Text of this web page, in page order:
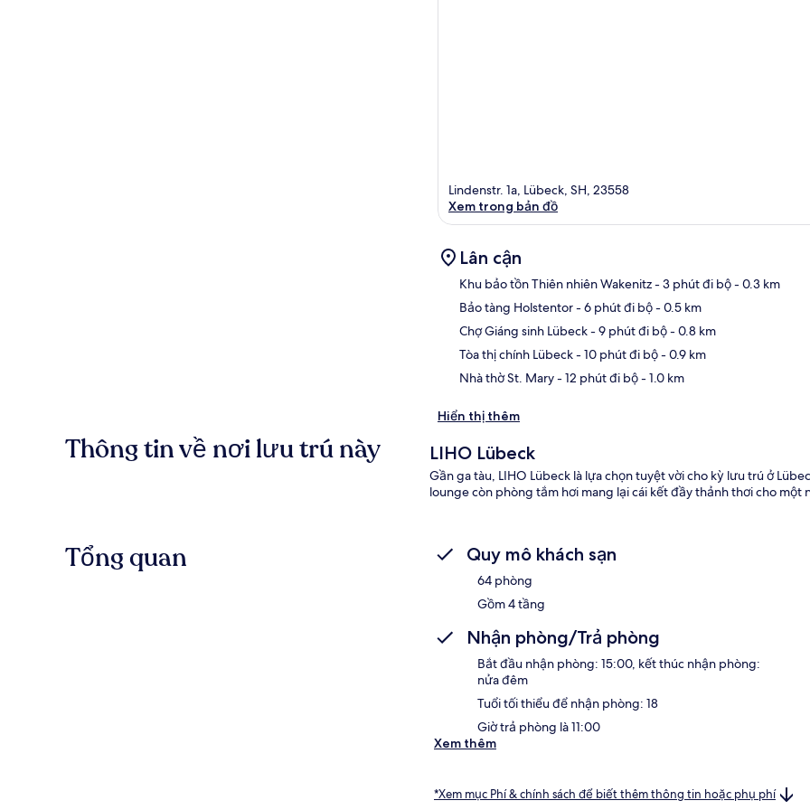
Lindenstr. 1a, Lübeck, SH, 23558
Xem trong bản đồ
Lân cận
Khu bảo tồn Thiên nhiên Wakenitz- 3 phút đi bộ- 0.3 km
Bảo tàng Holstentor- 6 phút đi bộ- 0.5 km
Chợ Giáng sinh Lübeck- 9 phút đi bộ- 0.8 km
Tòa thị chính Lübeck- 10 phút đi bộ- 0.9 km
Nhà thờ St. Mary- 12 phút đi bộ- 1.0 km
Hiển thị thêm
Thông tin về nơi lưu trú này LIHO Lübeck
Gần ga tàu, LIHO Lübeck là lựa chọn tuyệt vời cho kỳ lưu trú ở
lounge còn phòng tắm hơi mang lại cái kết đầy thảnh thơi cho một
Tổng quan Quy mô khách sạn
64 phòng
Gồm 4 tầng
Nhận phòng/Trả phòng
Bắt đầu nhận phòng: 15:00, kết thúc nhận phòng:
nửa đêm
Tuổi tối thiểu để nhận phòng: 18
Giờ trả phòng là 11:00
Xem thêm
*Xem mục Phí & chính sách để biết thêm thông tin hoặc phụ phí